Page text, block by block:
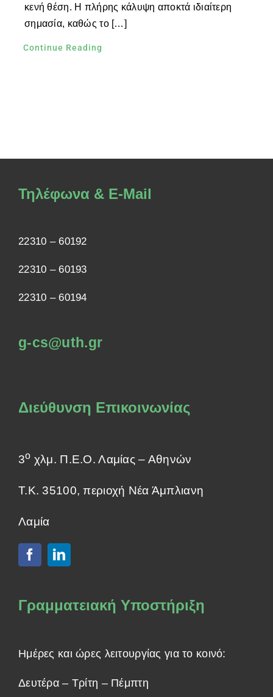
κενή θέση. Η πλήρης κάλυψη αποκτά ιδιαίτερη
σημασία, καθώς το […]
Continue Reading
Τηλέφωνα & E-Mail
22310 – 60192
22310 – 60193
22310 – 60194
g-cs@uth.gr
Διεύθυνση Επικοινωνίας
3ο χλμ. Π.Ε.Ο. Λαμίας – Αθηνών
Τ.Κ. 35100, περιοχή Νέα Άμπλιανη
Λαμία
Γραμματειακή Υποστήριξη
Ημέρες και ώρες λειτουργίας για το κοινό:
Δευτέρα – Τρίτη – Πέμπτη